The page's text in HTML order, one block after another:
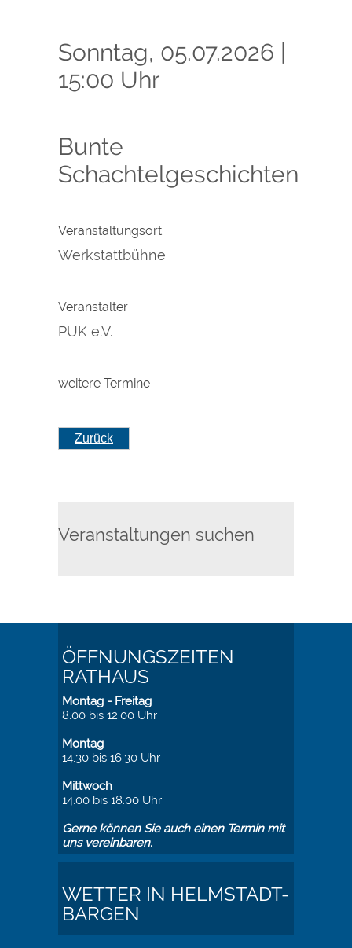
Sonntag, 05.07.2026
15:00 Uhr
Bunte
Schachtelgeschichten
Veranstaltungsort
Werkstattbühne
Veranstalter
PUK e.V.
weitere Termine
Zurück
Veranstaltungen suchen
ÖFFNUNGSZEITEN
RATHAUS
Montag - Freitag
8.00 bis 12.00 Uhr
Montag
14.30 bis 16.30 Uhr
Mittwoch
14.00 bis 18.00 Uhr
Gerne können Sie auch einen Termin mit
uns vereinbaren.
WETTER IN HELMSTADT-
BARGEN